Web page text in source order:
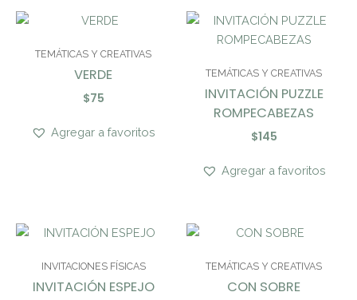
TEMÁTICAS Y CREATIVAS
VERDE
$75
Agregar a favoritos
TEMÁTICAS Y CREATIVAS
INVITACIÓN PUZZLE
ROMPECABEZAS
$145
Agregar a favoritos
INVITACIONES FÍSICAS
INVITACIÓN ESPEJO
TEMÁTICAS Y CREATIVAS
CON SOBRE